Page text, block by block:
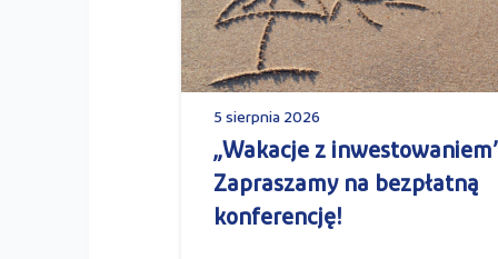
5 sierpnia 2026
„Wakacje z
Zapraszamy na bezpłatną
konferencję!